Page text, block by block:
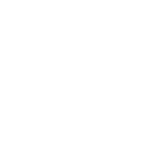
身边每一个男
恋，却被继父强迫许配给表弟浩楠。订婚